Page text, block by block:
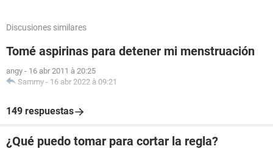
Discusiones similares
Tomé aspirinas para detener mi menstruación
angy - 16 abr 2011 à 20:25
Sammy - 16 abr 2022 à 09:21
149 respuestas
¿Qué puedo tomar para cortar la regla?